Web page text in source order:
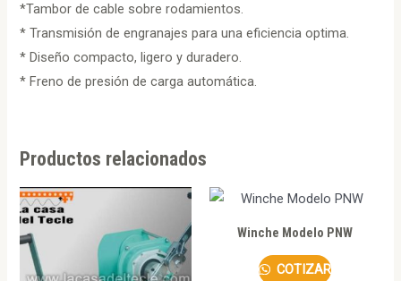
*Tambor de cable sobre rodamientos.
* Transmisión de engranajes para una eficiencia optima.
* Diseño compacto, ligero y duradero.
* Freno de presión de carga automática.
Productos relacionados
Winche Modelo PNW
COTIZAR